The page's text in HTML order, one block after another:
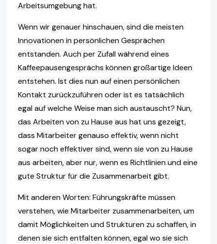
Arbeitsumgebung hat.
Wenn wir genauer hinschauen, sind die meisten
Innovationen in persönlichen Gesprächen
entstanden. Auch per Zufall während eines
Kaffeepausengesprächs können großartige Ideen
entstehen. Ist dies nun auf einen persönlichen
Kontakt zurückzuführen oder ist es tatsächlich
egal auf welche Weise man sich austauscht? Nun,
das Arbeiten von zu Hause aus hat uns gezeigt,
dass Mitarbeiter genauso effektiv, wenn nicht
sogar noch effektiver sind, wenn sie von zu Hause
aus arbeiten, aber nur, wenn es Richtlinien und eine
gute Struktur für die Zusammenarbeit gibt.
Mit anderen Worten: Führungskräfte müssen
verstehen, wie Mitarbeiter zusammenarbeiten, um
damit Möglichkeiten und Strukturen zu schaffen, in
denen sie sich entfalten können, egal wo sie sich